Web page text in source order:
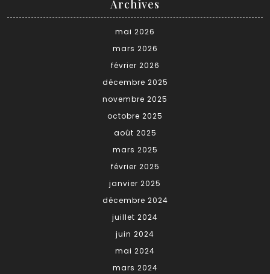
Archives
mai 2026
mars 2026
février 2026
décembre 2025
novembre 2025
octobre 2025
août 2025
mars 2025
février 2025
janvier 2025
décembre 2024
juillet 2024
juin 2024
mai 2024
mars 2024